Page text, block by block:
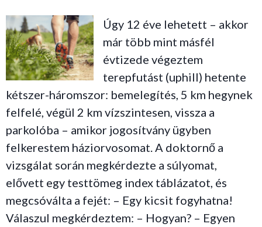
Úgy 12 éve lehetett – akkor
már több mint másfél
évtizede végeztem
terepfutást (uphill) hetente
kétszer-háromszor: bemelegítés, 5 km hegynek
felfelé, végül 2 km vízszintesen, vissza a
parkolóba – amikor jogosítvány ügyben
felkerestem háziorvosomat. A doktornő a
vizsgálat során megkérdezte a súlyomat,
elővett egy testtömeg index táblázatot, és
megcsóválta a fejét: – Egy kicsit fogyhatna!
Válaszul megkérdeztem: – Hogyan? – Egyen